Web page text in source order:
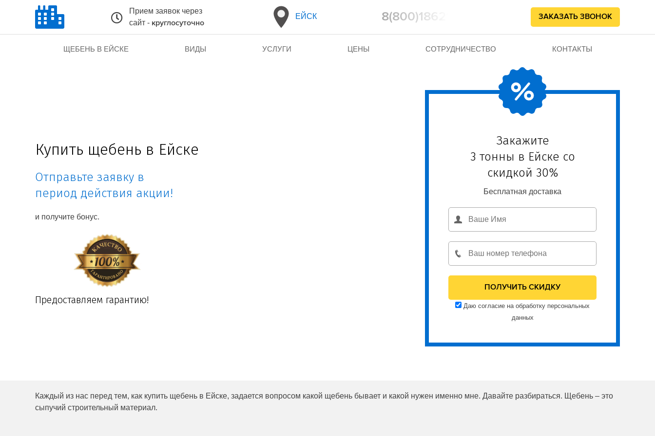
Прием заявок через
сайт - круглосуточно
ЕЙСК 8(800)1862102 ЗАКАЗАТЬ ЗВОНОК
ЩЕБЕНЬ В ЕЙСКЕ ВИДЫ УСЛУГИ ЦЕНЫ СОТРУДНИЧЕСТВО КОНТАКТЫ
Купить щебень в Ейске
Отправьте заявку в
период действия акции!
и получите бонус.
Предоставляем гарантию!
Закажите
3 тонны в Ейске со
скидкой 30%
Бесплатная доставка
Даю согласие на обработку персональных
данных
Каждый из нас перед тем, как купить щебень в Ейске, задается вопросом какой щебень бывает и какой нужен именно мне. Давайте разбираться. Щебень – это
сыпучий строительный материал.